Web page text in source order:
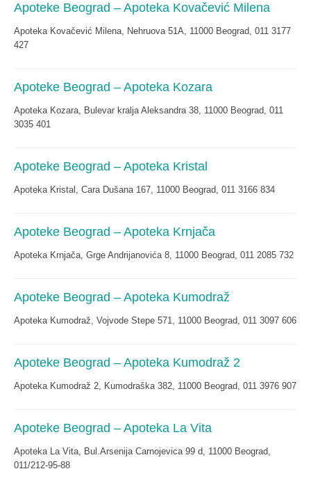
Apoteke Beograd – Apoteka Kovačević Milena
Apoteka Kovačević Milena, Nehruova 51A, 11000 Beograd, 011 3177
427
Apoteke Beograd – Apoteka Kozara
Apoteka Kozara, Bulevar kralja Aleksandra 38, 11000 Beograd, 011
3035 401
Apoteke Beograd – Apoteka Kristal
Apoteka Kristal, Cara Dušana 167, 11000 Beograd, 011 3166 834
Apoteke Beograd – Apoteka Krnjača
Apoteka Krnjača, Grge Andrijanovića 8, 11000 Beograd, 011 2085 732
Apoteke Beograd – Apoteka Kumodraž
Apoteka Kumodraž, Vojvode Stepe 571, 11000 Beograd, 011 3097 606
Apoteke Beograd – Apoteka Kumodraž 2
Apoteka Kumodraž 2, Kumodraška 382, 11000 Beograd, 011 3976 907
Apoteke Beograd – Apoteka La Vita
Apoteka La Vita, Bul.Arsenija Carnojevica 99 d, 11000 Beograd,
011/212-95-88